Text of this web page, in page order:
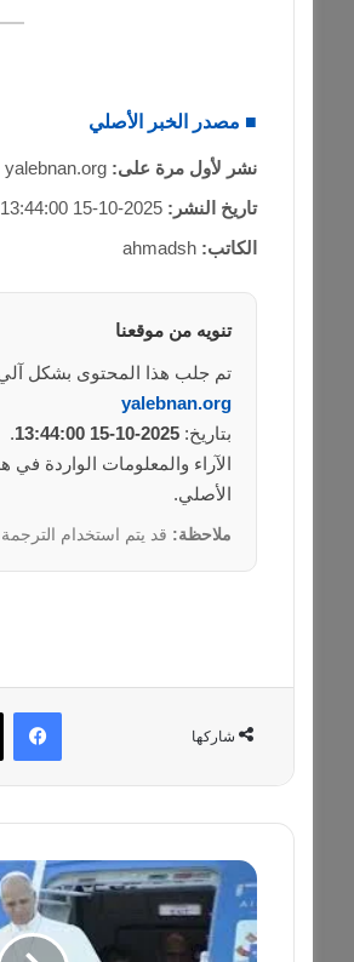
■ مصدر الخبر الأصلي
نشر لأول مرة على: yalebnan.org
تاريخ النشر: 2025-10-15 13:44:00
الكاتب: ahmadsh
تنويه من موقعنا
تم جلب هذا المحتوى بشكل
yalebnan.org
بتاريخ: 2025-10-15 13:44:00
.
الآراء والمعلومات الواردة
الأصلي.
ملاحظة: قد يتم استخدام
شاركها
فيسبوك
ا
ل
ب
ا